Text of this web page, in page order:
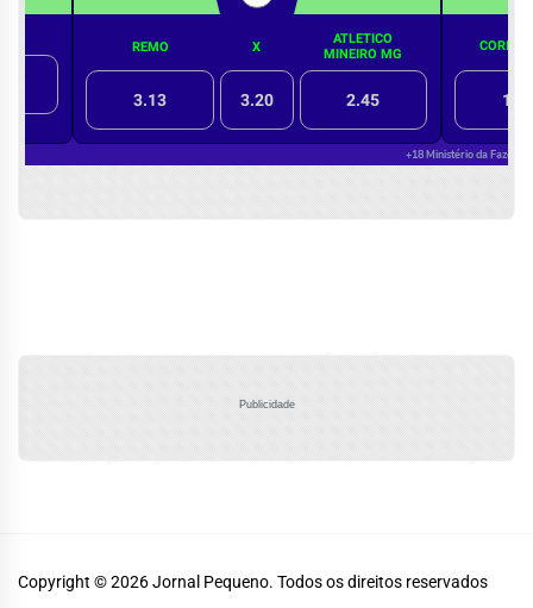
Publicidade
Copyright © 2026Jornal Pequeno. Todos os direitos reservados